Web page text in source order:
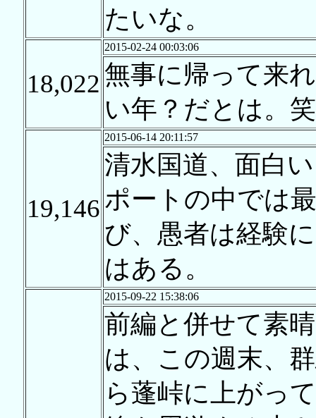
たいな。
18,022
2015-02-24 00:03:06
無事に帰って来
い年？だとは。笑
19,146
2015-06-14 20:11:57
清水国道、面白
ポートの中では
び、愚者は経験
はある。
2015-09-22 15:38:06
前編と併せて素
は、この週末、
ら蓬峠に上がっ